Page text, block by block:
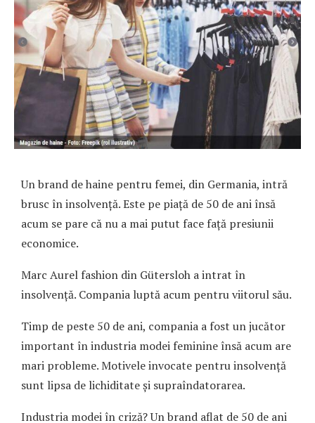
Un brand de haine pentru femei, din Germania, intră
brusc în insolvență. Este pe piață de 50 de ani însă
acum se pare că nu a mai putut face față presiunii
economice.
Marc Aurel fashion din Gütersloh a intrat în
insolvență. Compania luptă acum pentru viitorul său.
Timp de peste 50 de ani, compania a fost un jucător
important în industria modei feminine însă acum are
mari probleme. Motivele invocate pentru insolvență
sunt lipsa de lichiditate și supraîndatorarea.
Industria modei în criză? Un brand aflat de 50 de ani